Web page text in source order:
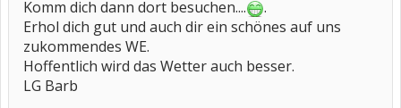
Komm dich dann dort besuchen....
.
Erhol dich gut und auch dir ein schönes auf uns
zukommendes WE.
Hoffentlich wird das Wetter auch besser.
LG Barb